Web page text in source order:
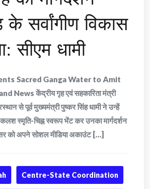
के सर्वांगीण विकास
सीएम धामी
Sacred Ganga Water to Amit
News केंद्रीय गृह एवं सहकारिता मंत्री
से पूर्व मुख्यमंत्री पुष्कर सिंह धामी ने उन्हें
स्मृति-चिह्न स्वरूप भेंट कर उनका मार्गदर्शन
को अपने सोशल मीडिया अकाउंट [...]
Centre-State Coordination